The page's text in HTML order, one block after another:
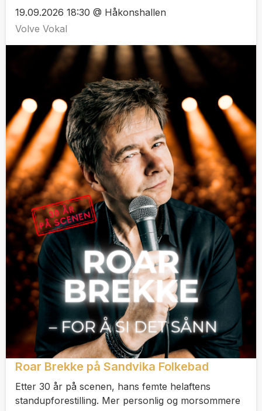
19.09.2026 18:30 @ Håkonshallen
Volve Vokal
Roar Brekke på Sandvika Folkebad
Etter 30 år på scenen, hans femte helaftens
standupforestilling. Mer personlig og morsommere